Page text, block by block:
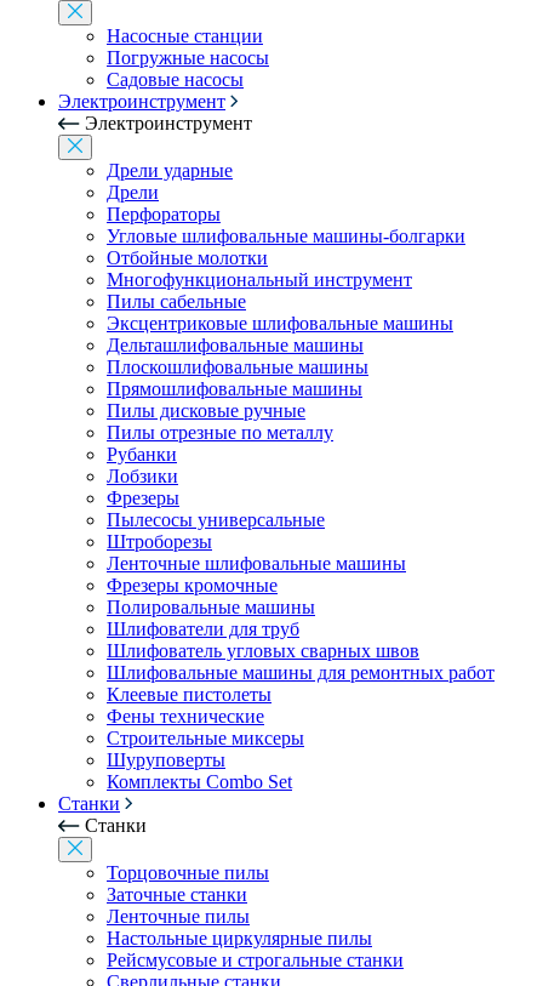
Насосные станции
Погружные насосы
Садовые насосы
Электроинструмент
Электроинструмент
Дрели ударные
Дрели
Перфораторы
Угловые шлифовальные машины-болгарки
Отбойные молотки
Многофункциональный инструмент
Пилы сабельные
Эксцентриковые шлифовальные машины
Дельташлифовальные машины
Плоскошлифовальные машины
Прямошлифовальные машины
Пилы дисковые ручные
Пилы отрезные по металлу
Рубанки
Лобзики
Фрезеры
Пылесосы универсальные
Штроборезы
Ленточные шлифовальные машины
Фрезеры кромочные
Полировальные машины
Шлифователи для труб
Шлифователь угловых сварных швов
Шлифовальные машины для ремонтных работ
Клеевые пистолеты
Фены технические
Строительные миксеры
Шуруповерты
Комплекты Combo Set
Станки
Станки
Торцовочные пилы
Заточные станки
Ленточные пилы
Настольные циркулярные пилы
Рейсмусовые и строгальные станки
Сверлильные станки